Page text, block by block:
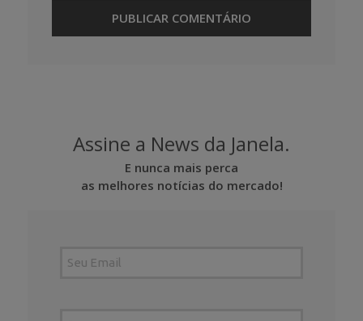
Assine a News da Janela.
E nunca mais perca
as melhores notícias do mercado!